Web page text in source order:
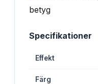
Specifikationer
Effekt
Färg